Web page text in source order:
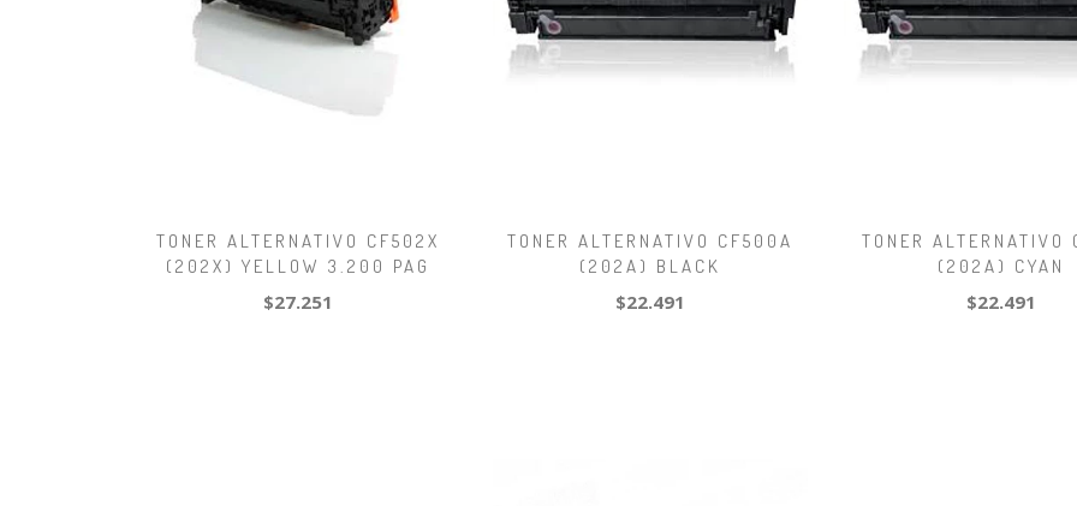
TONER ALTERNATIVO CF502X
(202X) YELLOW 3.200 PAG
$27.251
TONER ALTERNATIVO CF500A
(202A) BLACK
$22.491
TONER ALTERNATIVO
(202A) CYAN
$22.491